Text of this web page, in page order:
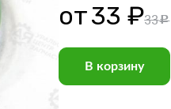
от33 ₽33c
В корзину